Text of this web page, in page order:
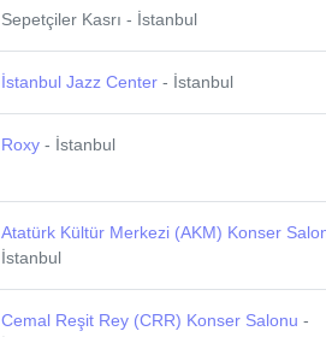
Sepetçiler Kasrı - İstanbul
İstanbul Jazz Center- İstanbul
Roxy- İstanbul
Atatürk Kültür Merkezi (AKM) Konser
İstanbul
Cemal Reşit Rey (CRR) Konser Salonu -